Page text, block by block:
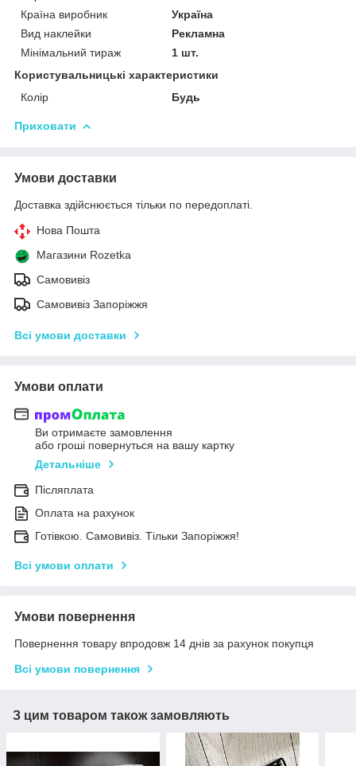
Країна виробник
Україна
Вид наклейки
Рекламна
Мінімальний тираж
1 шт.
Користувальницькі характеристики
Колір
Будь
Приховати
Умови доставки
Доставка здійснюється тільки по передоплаті.
Нова Пошта
Магазини Rozetka
Самовивіз
Самовивіз Запоріжжя
Всі умови доставки
Умови оплати
Ви отримаєте замовлення
або гроші повернуться на вашу картку
Детальніше
Післяплата
Оплата на рахунок
Готівкою. Самовивіз. Тільки Запоріжжя!
Всі умови оплати
Умови повернення
Повернення товару впродовж 14 днів за рахунок покупця
Всі умови повернення
З цим товаром також замовляють